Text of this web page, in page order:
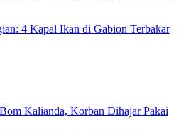
4 Kapal Ikan di Gabion Terbakar
Kalianda, Korban Dihajar Pakai